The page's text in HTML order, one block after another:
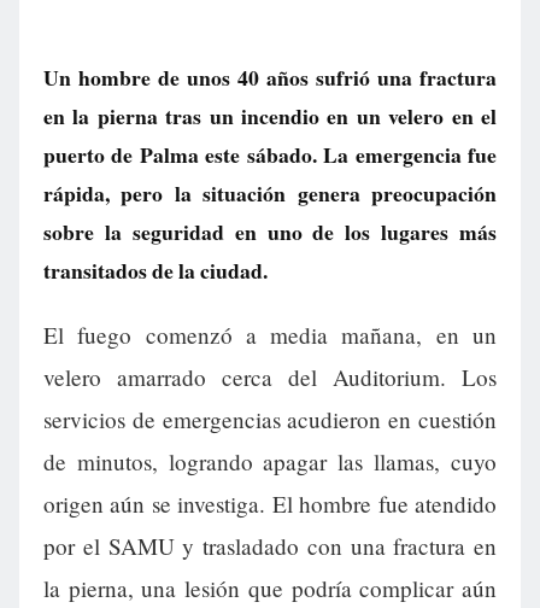
Un hombre de unos 40 años sufrió una fractura
en la pierna tras un incendio en un velero en el
puerto de Palma este sábado. La emergencia fue
rápida, pero la situación genera preocupación
sobre la seguridad en uno de los lugares más
transitados de la ciudad.
El fuego comenzó a media mañana, en un
velero amarrado cerca del Auditorium. Los
servicios de emergencias acudieron en cuestión
de minutos, logrando apagar las llamas, cuyo
origen aún se investiga. El hombre fue atendido
por el SAMU y trasladado con una fractura en
la pierna, una lesión que podría complicar aún